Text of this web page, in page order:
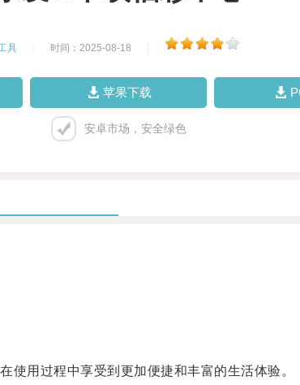
具 时间：2025-08-18
苹果下载
安卓市场，安全绿色
用过程中享受到更加便捷和丰富的生活体验。